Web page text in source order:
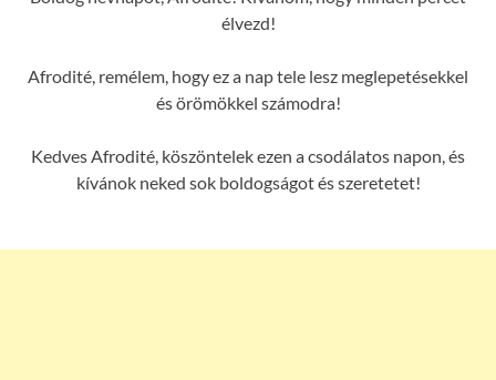
élvezd!
Afrodité, remélem, hogy ez a nap tele lesz meglepetésekkel
és örömökkel számodra!
Kedves Afrodité, köszöntelek ezen a csodálatos napon, és
kívánok neked sok boldogságot és szeretetet!